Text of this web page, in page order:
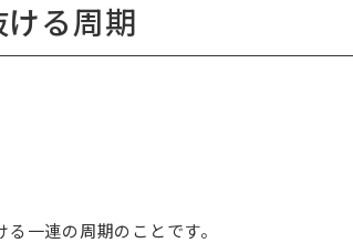
る周期
一連の周期のことです。